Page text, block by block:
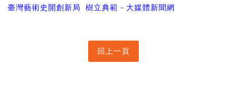
臺灣藝術史開創新局 樹立典範 - 大媒體新聞網